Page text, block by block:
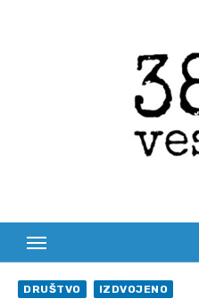
DRUŠTVO IZDVOJENO